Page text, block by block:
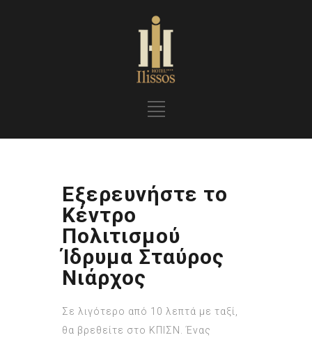
Εξερευνήστε το
Κέντρο
Πολιτισμού
Ίδρυμα Σταύρος
Νιάρχος
Σε λιγότερο από 10 λεπτά με ταξί,
θα βρεθείτε στο ΚΠΙΣΝ. Ένας